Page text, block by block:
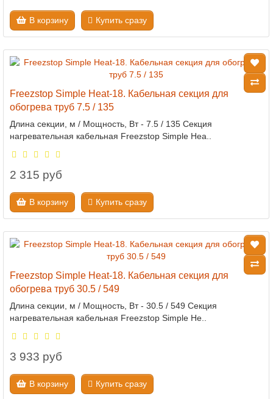
В корзину Купить сразу
Freezstop Simple Heat-18. Кабельная секция для
обогрева труб 7.5 / 135
Длина секции, м / Мощность, Вт - 7.5 / 135 Секция
нагревательная кабельная Freezstop Simple Hea..
2 315 руб
В корзину Купить сразу
Freezstop Simple Heat-18. Кабельная секция для
обогрева труб 30.5 / 549
Длина секции, м / Мощность, Вт - 30.5 / 549 Секция
нагревательная кабельная Freezstop Simple He..
3 933 руб
В корзину Купить сразу